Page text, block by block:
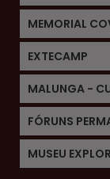
MEMORIAL
EXTECAMP
MALUNGA -
FÓRUNS
MUSEU